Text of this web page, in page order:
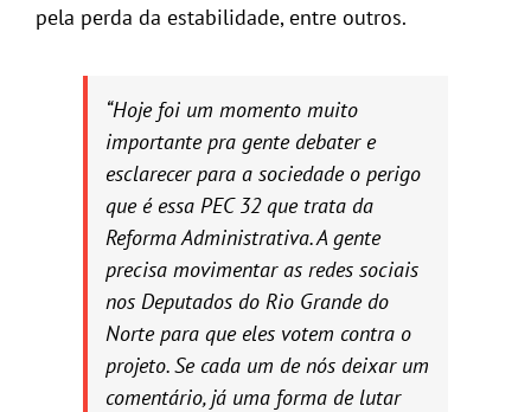
pela perda da estabilidade, entre outros.
“Hoje foi um momento muito
importante pra gente debater e
esclarecer para a sociedade o perigo
que é essa PEC 32 que trata da
Reforma Administrativa. A gente
precisa movimentar as redes sociais
nos Deputados do Rio Grande do
Norte para que eles votem contra o
projeto. Se cada um de nós deixar um
comentário, já uma forma de lutar